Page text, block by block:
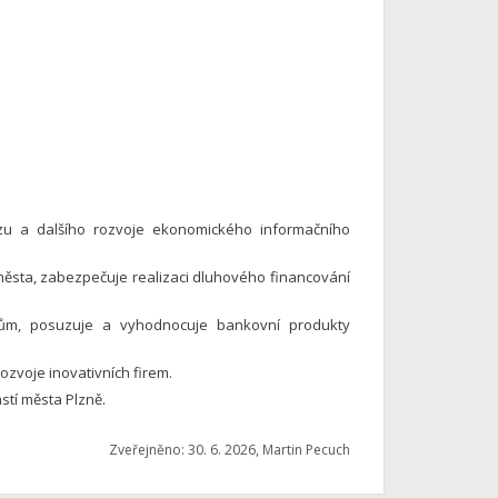
a dalšího rozvoje ekonomického informačního
zabezpečuje realizaci dluhového financování
posuzuje a vyhodnocuje bankovní produkty
inovativních firem.
města Plzně.
Zveřejněno: 30. 6. 2026, Martin Pecuch